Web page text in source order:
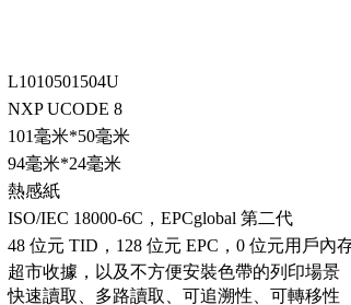
L1010501504U
NXP UCODE 8
101毫米*50毫米
94毫米*24毫米
熱感紙
ISO/IEC 18000-6C，EPCglobal 第二代
48 位元 TID，128 位元 EPC，0 位元用戶內
超市收據，以及不方便安裝色帶的列印場景
快速讀取、多路讀取、可追溯性、可轉移性